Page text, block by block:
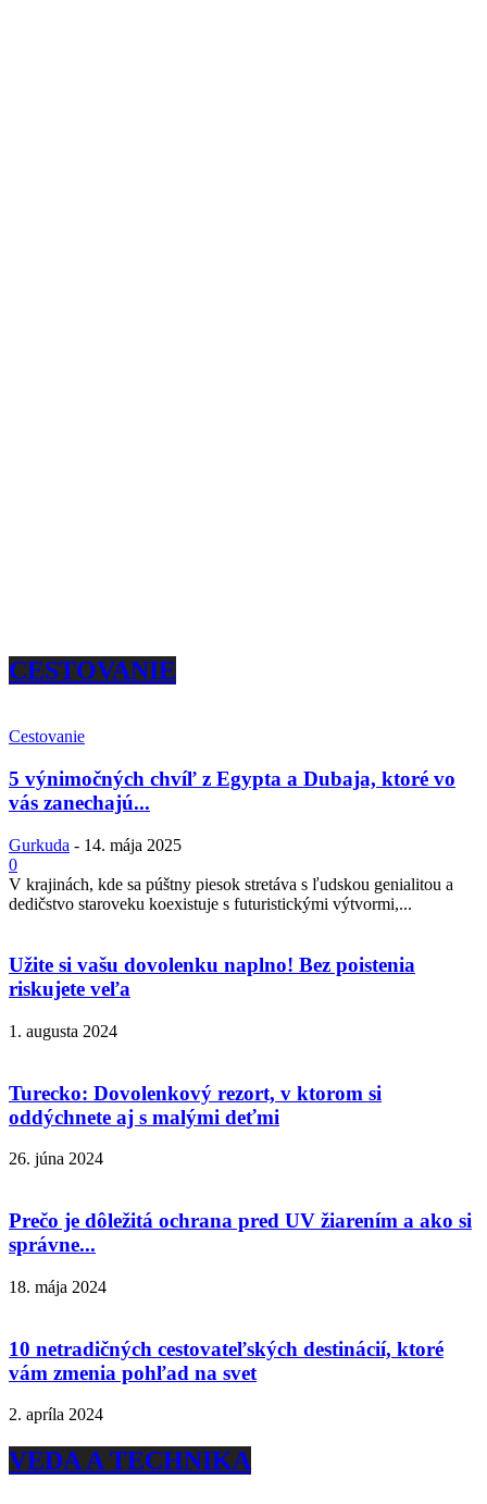
CESTOVANIE
Cestovanie
5 výnimočných chvíľ z Egypta a Dubaja, ktoré vo
vás zanechajú...
Gurkuda - 14. mája 2025
0
V krajinách, kde sa púštny piesok stretáva s ľudskou genialitou a
dedičstvo staroveku koexistuje s futuristickými výtvormi,...
Užite si vašu dovolenku naplno! Bez poistenia
riskujete veľa
1. augusta 2024
Turecko: Dovolenkový rezort, v ktorom si
oddýchnete aj s malými deťmi
26. júna 2024
Prečo je dôležitá ochrana pred UV žiarením a ako si
správne...
18. mája 2024
10 netradičných cestovateľských destinácií, ktoré
vám zmenia pohľad na svet
2. apríla 2024
VEDA A TECHNIKA